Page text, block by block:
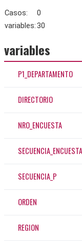
Casos:
0
variables:30
variables
P1_DEPARTAMENTO
DIRECTORIO
NRO_ENCUESTA
SECUENCIA_ENCUESTA
SECUENCIA_P
ORDEN
REGION